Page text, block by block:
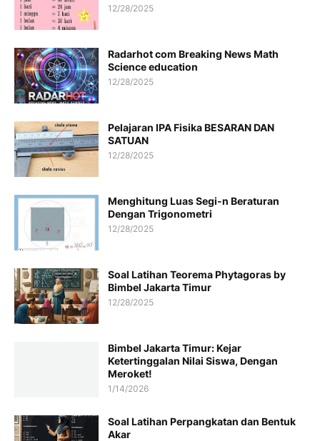
12/28/2025
Radarhot com Breaking News Math
Science education
12/28/2025
Pelajaran IPA Fisika BESARAN DAN
SATUAN
12/28/2025
Menghitung Luas Segi-n Beraturan
Dengan Trigonometri
12/28/2025
Soal Latihan Teorema Phytagoras by
Bimbel Jakarta Timur
12/28/2025
Bimbel Jakarta Timur: Kejar
Ketertinggalan Nilai Siswa, Dengan
Meroket!
1/14/2026
Soal Latihan Perpangkatan dan Bentuk
Akar